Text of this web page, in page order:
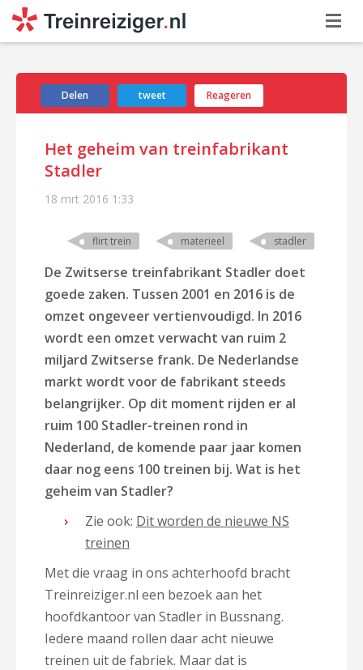
Delen tweet Reageren
Het geheim van treinfabrikant
Stadler
18 mrt 2016 1:33
flirt trein materieel stadler
De Zwitserse treinfabrikant Stadler doet
goede zaken. Tussen 2001 en 2016 is de
omzet ongeveer vertienvoudigd. In 2016
wordt een omzet verwacht van ruim 2
miljard Zwitserse frank. De Nederlandse
markt wordt voor de fabrikant steeds
belangrijker. Op dit moment rijden er al
ruim 100 Stadler-treinen rond in
Nederland, de komende paar jaar komen
daar nog eens 100 treinen bij. Wat is het
geheim van Stadler?
Zie ook: Dit worden de nieuwe NS
treinen
Met die vraag in ons achterhoofd bracht
Treinreiziger.nl een bezoek aan het
hoofdkantoor van Stadler in Bussnang.
Iedere maand rollen daar acht nieuwe
treinen uit de fabriek. Maar dat is